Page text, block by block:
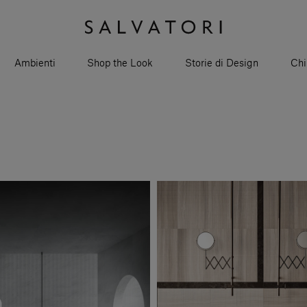
Ambienti Shop the Look Storie di Design